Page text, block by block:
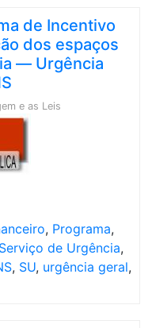
de Incentivo
dos espaços
― Urgência
e as Leis
, Programa,
Serviço de Urgência,
, SU, urgência geral,